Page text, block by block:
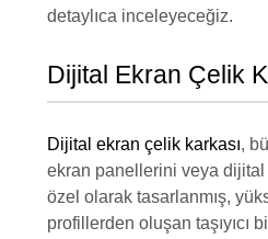
detaylıca inceleyeceğiz.
Dijital Ekran Çelik
Dijital ekran çelik karkası,
ekran panellerini veya dijital
özel olarak tasarlanmış,
profillerden oluşan taşıyıcı